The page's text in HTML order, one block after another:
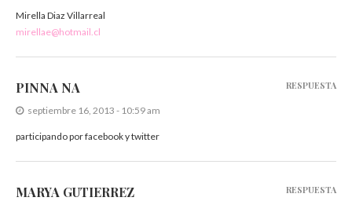
Mirella Diaz Villarreal
mirellae@hotmail.cl
PINNA NA
septiembre 16, 2013 - 10:59 am
participando por facebook y twitter
RESPUESTA
MARYA GUTIERREZ RESPUESTA